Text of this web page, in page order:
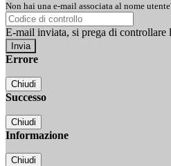
Non hai una e-mail associata al nome
E-mail inviata, si prega di controllare
Errore
Chiudi
Successo
Chiudi
Informazione
Chiudi